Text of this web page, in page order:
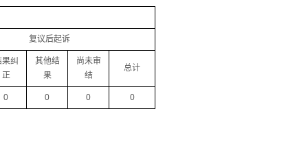
复议后起诉
果纠
正
其他结
果
尚未审
结
总计
0 0 0 0